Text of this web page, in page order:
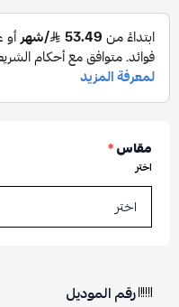
مقاس*
اختر
رقم الموديل